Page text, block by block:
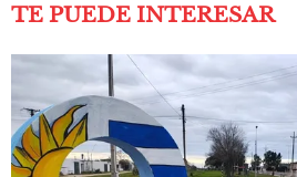
TE PUEDE INTERESAR